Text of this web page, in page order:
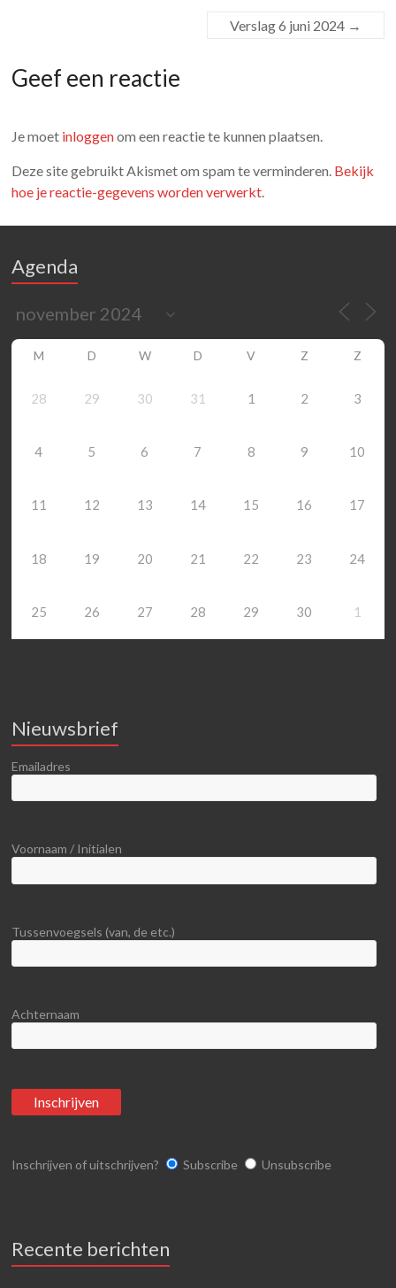
Verslag 6 juni 2024 →
Geef een reactie
Je moet inloggenom een reactie te kunnen plaatsen.
Deze site gebruikt Akismet om spam te verminderen. Bekijk
hoe je reactie-gegevens worden verwerkt.
Agenda
M D W D V Z Z
28 29 30 31 1 2 3
4 5 6 7 8 9 10
11 12 13 14 15 16 17
18 19 20 21 22 23 24
25 26 27 28 29 30 1
Nieuwsbrief
Emailadres
Voornaam / Initialen
Tussenvoegsels (van, de etc.)
Achternaam
Inschrijven of uitschrijven? Subscribe Unsubscribe
Recente berichten